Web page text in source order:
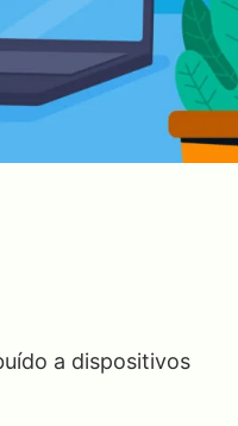
a dispositivos